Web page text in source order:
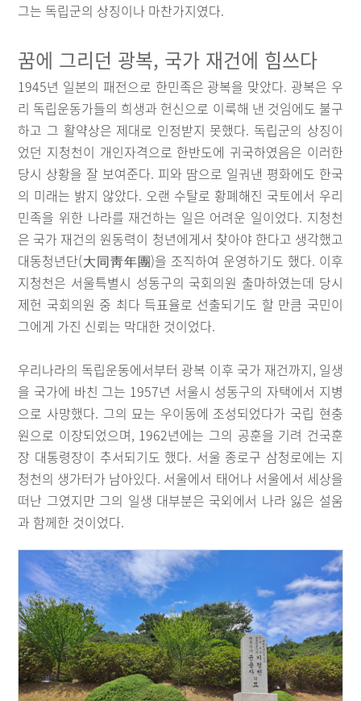
그는 독립군의 상징이나 마찬가지였다.
꿈에 그리던 광복, 국가 재건에 힘쓰다
1945년 일본의 패전으로 한민족은 광복을 맞았다. 광복은 우
리 독립운동가들의 희생과 헌신으로 이룩해 낸 것임에도 불구
하고 그 활약상은 제대로 인정받지 못했다. 독립군의 상징이
었던 지청천이 개인자격으로 한반도에 귀국하였음은 이러한
당시 상황을 잘 보여준다. 피와 땀으로 일궈낸 평화에도 한국
의 미래는 밝지 않았다. 오랜 수탈로 황폐해진 국토에서 우리
민족을 위한 나라를 재건하는 일은 어려운 일이었다. 지청천
은 국가 재건의 원동력이 청년에게서 찾아야 한다고 생각했고
대동청년단(大同靑年團)을 조직하여 운영하기도 했다. 이후
지청천은 서울특별시 성동구의 국회의원 출마하였는데 당시
제헌 국회의원 중 최다 득표율로 선출되기도 할 만큼 국민이
그에게 가진 신뢰는 막대한 것이었다.
우리나라의 독립운동에서부터 광복 이후 국가 재건까지, 일생
을 국가에 바친 그는 1957년 서울시 성동구의 자택에서 지병
으로 사망했다. 그의 묘는 우이동에 조성되었다가 국립 현충
원으로 이장되었으며, 1962년에는 그의 공훈을 기려 건국훈
장 대통령장이 추서되기도 했다. 서울 종로구 삼청로에는 지
청천의 생가터가 남아있다. 서울에서 태어나 서울에서 세상을
떠난 그였지만 그의 일생 대부분은 국외에서 나라 잃은 설움
과 함께한 것이었다.